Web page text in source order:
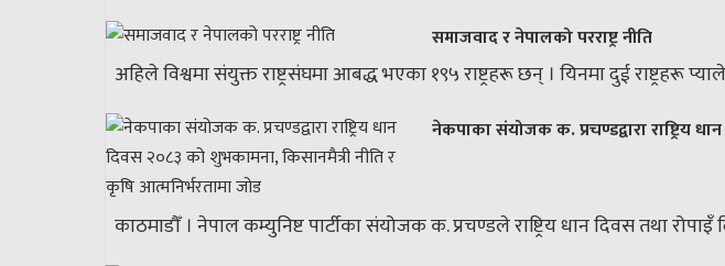
समाजवाद र नेपालको परराष्ट्र नीति
अहिले विश्वमा संयुक्त राष्ट्रसंघमा आबद्ध भएका १९५ राष्ट्रहरू छन् । यिनमा दुई राष्ट्रहरू
नेकपाका संयोजक क. प्रचण्डद्वारा राष्ट्रिय
काठमाडौँ । नेपाल कम्युनिष्ट पार्टीका संयोजक क. प्रचण्डले राष्ट्रिय धान दिवस तथा